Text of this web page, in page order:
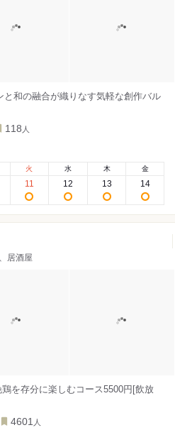
和の融合が織りなす気軽な創作バル
118 人
火
11
水
12
木
13
金
14
居酒屋
鶏を存分に楽しむコース5500円[飲放
4601 人